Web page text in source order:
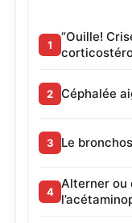
“Ouille!
Céphalée
Le
Alterner ou